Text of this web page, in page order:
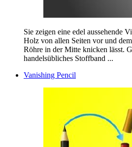
Sie zeigen eine edel aussehende
Holz von allen Seiten vor und
Röhre in der Mitte knicken lässt.
handelsübliches Stoffband ...
Vanishing Pencil